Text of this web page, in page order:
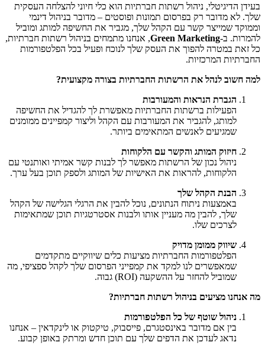
בעידן הדיגיטלי, ניהול רשתות חברתיות הוא כלי חיוני להצלחה העסקית
שלך. לא מדובר רק בפרסום תמונות ופוסטים – מדובר בניהול דינמי
וממוקד שמייצר קשר עם הקהל שלך, מגביר את החשיפה למותג ומוביל
להמרות. ב-Green Marketing, אנחנו מתמחים בניהול רשתות חברתיות,
כל זאת במטרה להפוך את העסק שלך לנוכח ופעיל בכל הפלטפורמות
החברתיות המרכזיות.
למה חשוב לנהל את הרשתות החברתיות בצורה מקצועית?
הגברת הנראות והמעורבות
הפעילות ברשתות החברתיות מאפשרת לך להגדיל את החשיפה
למותג, להגביר את המעורבות עם הקהל וליצור קמפיינים ממומנים
שמגיעים לאנשים המתאימים ביותר.
חיזוק המותג והקשר עם הלקוחות
ניהול נכון של הרשתות מאפשר לך לבנות קשר אמיתי ואותנטי עם
הלקוחות, להראות את האישיות של המותג ולספק תוכן בעל ערך.
הבנת הקהל שלך
באמצעות ניתוח הנתונים, נוכל להבין את הרגלי הגלישה של הקהל
שלך, להבין מה מעניין אותו ולבנות אסטרטגיות תוכן שמתאימות
לצרכים שלו.
שיווק ממומן מדויק
הפלטפורמות החברתיות מציעות כלים שיווקיים מתקדמים
שמאפשרים לנו למקד את קמפייני הפרסום שלך לקהל ספציפי, מה
שמוביל להחזר על ההשקעה (ROI) גבוה.
מה אנחנו מציעים בניהול רשתות חברתיות?
ניהול שוטף של כל הפלטפורמות
בין אם מדובר באינסטגרם, פייסבוק, טיקטוק או לינקדאין – אנחנו
נדאג לעדכן את הדפים שלך עם תוכן חדש ומרתק באופן קבוע.